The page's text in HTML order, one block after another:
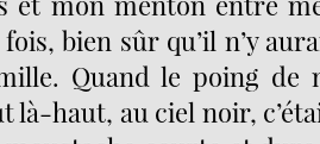
bien sûr qu’il n’y
Quand le poing de
là-haut, au ciel noir,